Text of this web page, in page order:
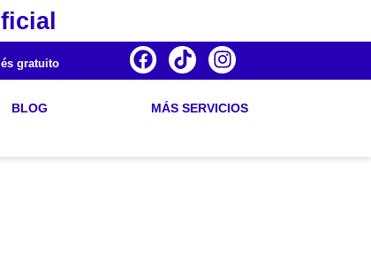
gratuito
BLOG MÁS SERVICIOS